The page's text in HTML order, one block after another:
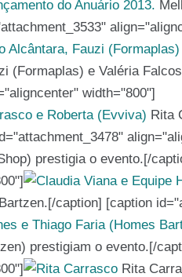
(Formaplas) e Valéria
width="800"]
Rita
prestigia o evento.[/
caption] [caption
prestigiam o evento.[/
Rita